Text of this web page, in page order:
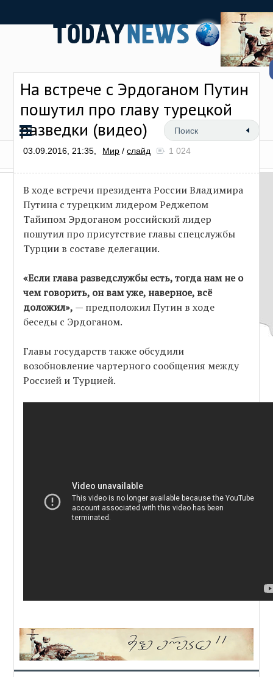
На встрече с Эрдоганом Путин
пошутил про главу турецкой
разведки (видео)
03.09.2016, 21:35, Мир /слайд 1 024
В ходе встречи президента России Владимира
Путина с турецким лидером Реджепом
Тайипом Эрдоганом российский лидер
пошутил про присутствие главы спецслужбы
Турции в составе делегации.
«Если глава разведслужбы есть, тогда нам не о
чем говорить, он вам уже, наверное, всё
доложил», — предположил Путин в ходе
беседы с Эрдоганом.
Главы государств также обсудили
возобновление чартерного сообщения между
Россией и Турцией.